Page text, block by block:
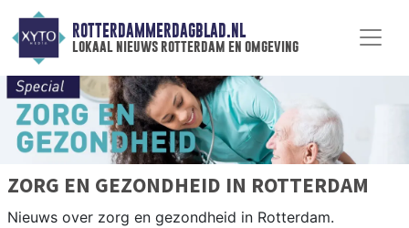
ROTTERDAMMERDAGBLAD.NL
lokaal nieuws rotterdam en omgeving
ZORG EN GEZONDHEID IN ROTTERDAM
Nieuws over zorg en gezondheid in Rotterdam.